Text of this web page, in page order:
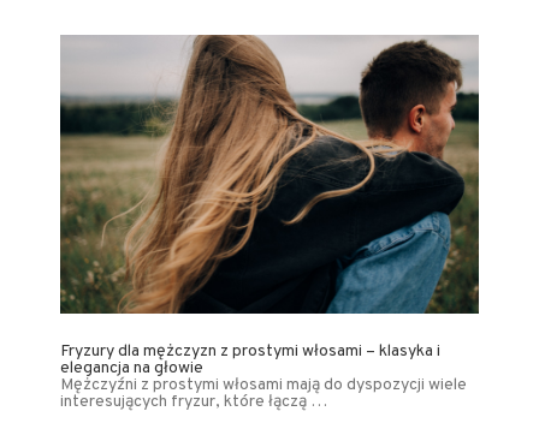
Fryzury dla mężczyzn z prostymi włosami – klasyka i
elegancja na głowie
Mężczyźni z prostymi włosami mają do dyspozycji wiele
interesujących fryzur, które łączą …